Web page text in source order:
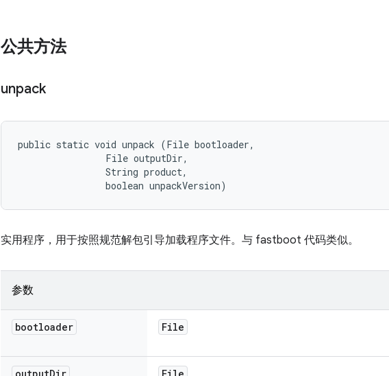
公共方法
unpack
public static void unpack (File bootloader,
                File outputDir,
                String product,
                boolean unpackVersion)
实用程序，用于按照规范解包引导加载程序文件。与 fastboot 代码类似。
参数
bootloader File